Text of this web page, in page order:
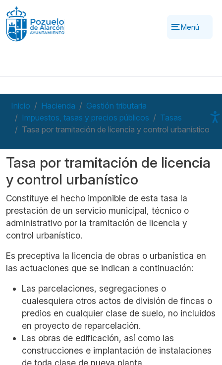
Pasar al contenido principal
Menú
Inicio Hacienda
Gestión tributaria
Impuestos, tasas y precios públicos
Tasas
Tasa por tramitación de licencia y control urbanístico
Tasa por tramitación de licencia
y control urbanístico
Constituye el hecho imponible de esta tasa la
prestación de un servicio municipal, técnico o
administrativo por la tramitación de licencia y
control urbanístico.
Es preceptiva la licencia de obras o urbanística en
las actuaciones que se indican a continuación:
Las parcelaciones, segregaciones o
cualesquiera otros actos de división de fincas o
predios en cualquier clase de suelo, no incluidos
en proyecto de reparcelación.
Las obras de edificación, así como las
construcciones e implantación de instalaciones
de toda clase de nueva planta.